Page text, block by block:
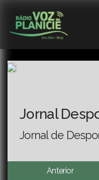
Jornal
Jornal de
Anterior